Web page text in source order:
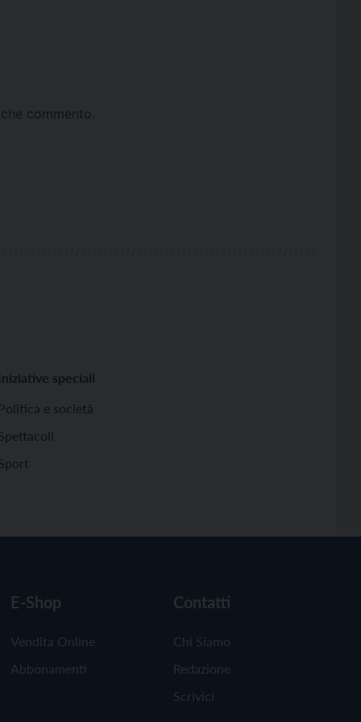
commento.
Iniziative speciali
Politica e società
E-Shop
Vendita Online
Abbonamenti
Contatti
Chi Siamo
Redazione
Scrivici